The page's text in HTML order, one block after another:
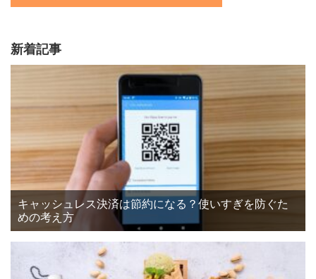
新着記事
キャッシュレス決済は節約になる？使いすぎを防ぐた
めの考え方